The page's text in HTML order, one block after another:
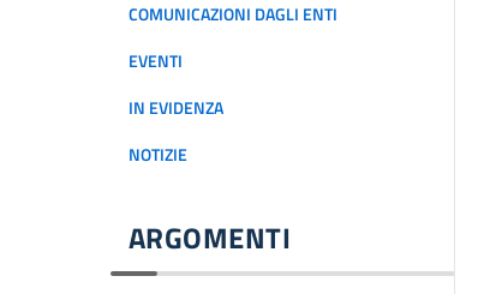
COMUNICAZIONI DAGLI ENTI
EVENTI
IN EVIDENZA
NOTIZIE
ARGOMENTI